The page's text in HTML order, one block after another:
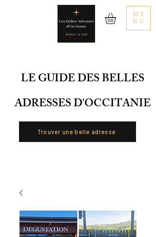
LE GUIDE DES BELLES
ADRESSES D'OCCITANIE
Trouver une belle adresse
ME
NU